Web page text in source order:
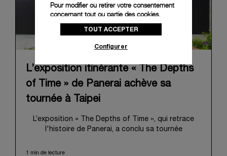
L’exposition itinérante « The Depths
of Time » de Panerai achève sa
tournée à Taipei
L’exposition « The Depths of Time », qui retrace
l'histoire de Panerai, a conclu sa tournée
visiteurs ont pu venir l’admirer dans le Huashan
1 min de lecture
Pour modifier ou retirer votre consentement
concernant tout ou partie des cookies,
cliquez sur « Configurer » ou consultez notre
politique des cookiespour obtenir plus
donnez votre consentement pour l’utilisation
donnez votre consentement uniquement
TOUT ACCEPTER
Configurer